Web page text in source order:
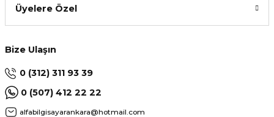
Üyelere Özel
Bize Ulaşın
0 (312) 311 93 39
0 (507) 412 22 22
alfabilgisayarankara@hotmail.com